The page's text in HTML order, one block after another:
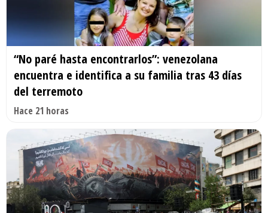
“No paré hasta encontrarlos”: venezolana
encuentra e identifica a su familia tras 43 días
del terremoto
Hace 21 horas